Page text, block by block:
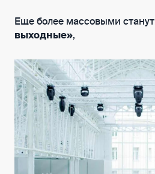
Еще более массовыми станут
выходные»,